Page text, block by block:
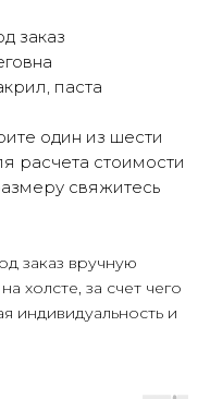
заказ
паста
один из шести
расчета стоимости
свяжитесь
заказ вручную
холсте, за счет чего
индивидуальность и